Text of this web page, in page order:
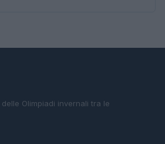
Olimpiadi invernali tra le